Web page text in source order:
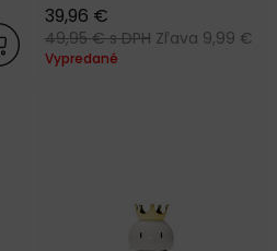
39,96 €
49,95 €s DPH Zľava 9,99 €
Vypredané